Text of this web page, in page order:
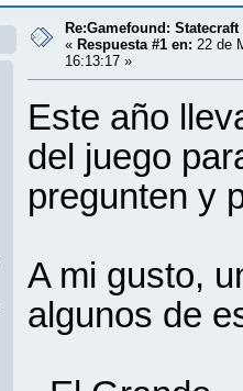
Re:Gamefound: Statecraft
« Respuesta #1 en: 22 de
16:13:17 »
Este año
del juego
pregunten y
A mi gusto,
algunos de